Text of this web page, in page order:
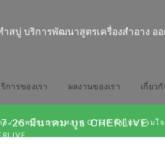
สบู่ บริการพัฒนาสูตรเครื่องสำอาง
การของเรา ผลงานของเรา เกี่ยวกั
26 มีนาคม บูธ CHERLIVE
/ ภาพบรรยากาศงาน OTOP ทั่วไทย ร่วม